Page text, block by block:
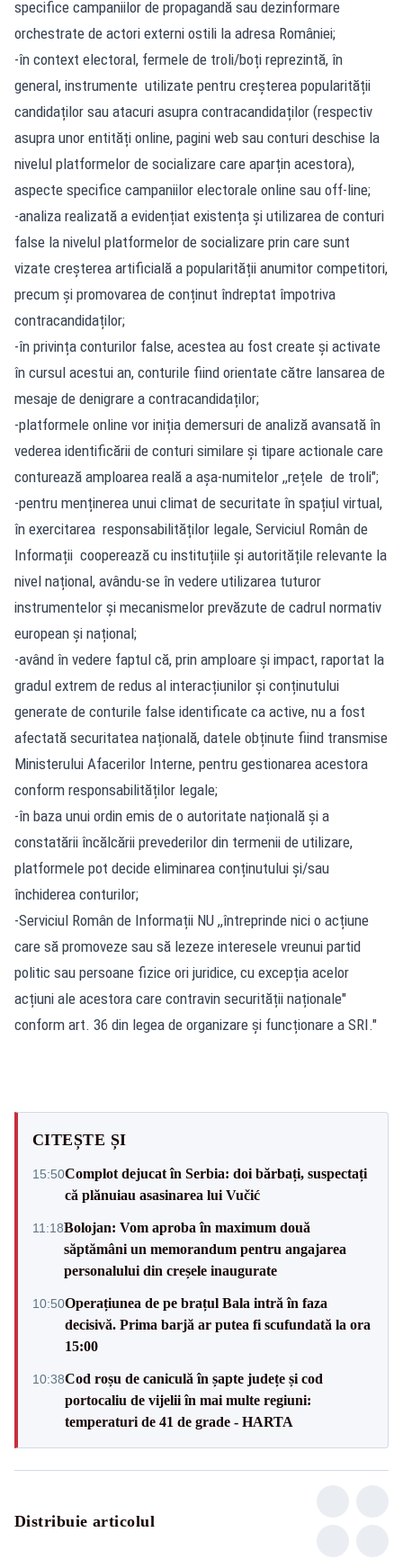
specifice campaniilor de propagandă sau dezinformare
orchestrate de actori externi ostili la adresa României;
-în context electoral, fermele de troli/boți reprezintă, în
general, instrumente utilizate pentru creșterea popularității
candidaților sau atacuri asupra contracandidaților (respectiv
asupra unor entități online, pagini web sau conturi deschise la
nivelul platformelor de socializare care aparțin acestora),
aspecte specifice campaniilor electorale online sau off-line;
-analiza realizată a evidențiat existența și utilizarea de conturi
false la nivelul platformelor de socializare prin care sunt
vizate creșterea artificială a popularității anumitor competitori,
precum și promovarea de conținut îndreptat împotriva
contracandidaților;
-în privința conturilor false, acestea au fost create și activate
în cursul acestui an, conturile fiind orientate către lansarea de
mesaje de denigrare a contracandidaților;
-platformele online vor iniția demersuri de analiză avansată în
vederea identificării de conturi similare și tipare actionale care
conturează amploarea reală a așa-numitelor ,,rețele de troli";
-pentru menținerea unui climat de securitate în spațiul virtual,
în exercitarea responsabilităților legale, Serviciul Român de
Informații cooperează cu instituțiile și autoritățile relevante la
nivel național, avându-se în vedere utilizarea tuturor
instrumentelor și mecanismelor prevăzute de cadrul normativ
european și național;
-având în vedere faptul că, prin amploare și impact, raportat la
gradul extrem de redus al interacțiunilor și conținutului
generate de conturile false identificate ca active, nu a fost
afectată securitatea națională, datele obținute fiind transmise
Ministerului Afacerilor Interne, pentru gestionarea acestora
conform responsabilităților legale;
-în baza unui ordin emis de o autoritate națională și a
constatării încălcării prevederilor din termenii de utilizare,
platformele pot decide eliminarea conținutului și/sau
închiderea conturilor;
-Serviciul Român de Informații NU ,,întreprinde nici o acțiune
care să promoveze sau să lezeze interesele vreunui partid
politic sau persoane fizice ori juridice, cu excepția acelor
acțiuni ale acestora care contravin securității naționale"
conform art. 36 din legea de organizare și funcționare a SRI."
CITEȘTE ȘI
15:50Complot dejucat în Serbia: doi bărbați, suspectați
că plănuiau asasinarea lui Vučić
11:18Bolojan: Vom aproba în maximum două
săptămâni un memorandum pentru angajarea
personalului din creșele inaugurate
10:50Operațiunea de pe brațul Bala intră în faza
decisivă. Prima barjă ar putea fi scufundată la ora
15:00
10:38Cod roșu de caniculă în șapte județe și cod
portocaliu de vijelii în mai multe regiuni:
temperaturi de 41 de grade - HARTA
Distribuie articolul